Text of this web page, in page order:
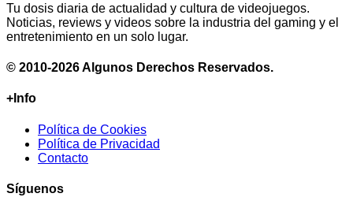
Tu dosis diaria de actualidad y cultura de videojuegos.
Noticias, reviews y videos sobre la industria del gaming y el
entretenimiento en un solo lugar.
© 2010-2026 Algunos Derechos Reservados.
+Info
Política de Cookies
Política de Privacidad
Contacto
Síguenos